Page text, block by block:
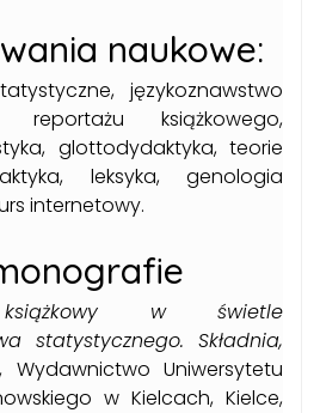
naukowe:
językoznawstwo
reportażu książkowego,
glottodydaktyka, teorie
leksyka, genologia
internetowy.
w świetle
statystycznego. Składnia,
, Wydawnictwo Uniwersytetu
w Kielcach, Kielce,